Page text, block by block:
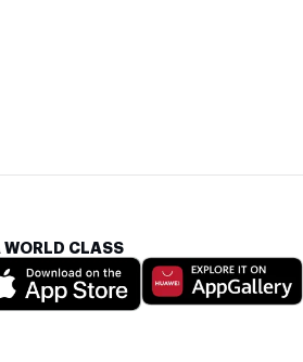
CLASS